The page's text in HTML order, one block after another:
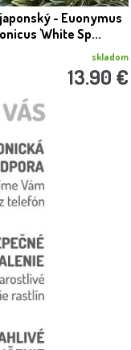
- Euonymus
'White Sp...
skladom
13.90 €